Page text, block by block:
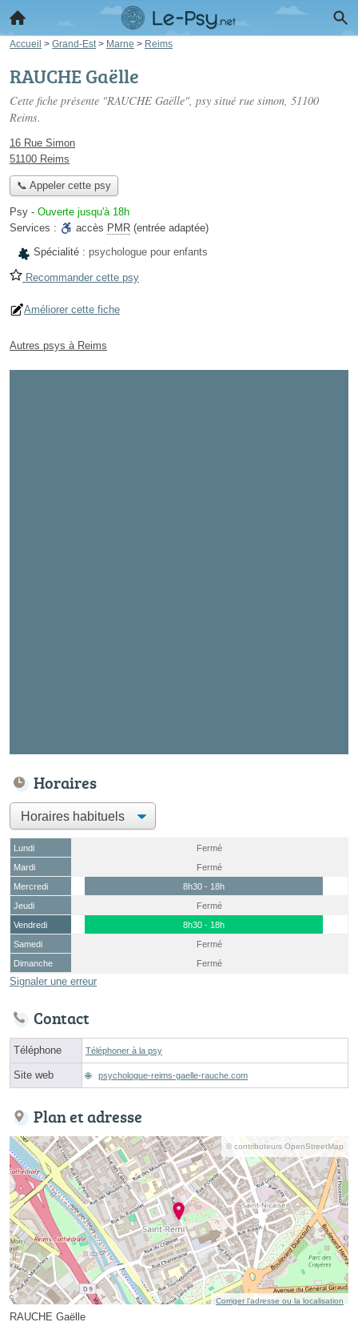
Accueil > Grand-Est > Marne > Reims
RAUCHE Gaëlle
Cette fiche présente "RAUCHE Gaëlle", psy situé rue simon, 51100
Reims.
16 Rue Simon
51100 Reims
📞 Appeler cette psy
Psy - Ouverte jusqu'à 18h
Services :
accès PMR (entrée adaptée)
Spécialité : psychologue pour enfants
Recommander cette psy
Améliorer cette fiche
Autres psys à Reims
Horaires
Lundi
Fermé
Mardi
Fermé
Mercredi
8h30 - 18h
Jeudi
Fermé
Vendredi
8h30 - 18h
Samedi
Fermé
Dimanche
Fermé
Signaler une erreur
Contact
Téléphone Téléphoner à la psy
Site web psychologue-reims-gaelle-rauche.com
Plan et adresse
© contributeurs OpenStreetMap
Corriger l’adresse ou la localisation
RAUCHE Gaëlle